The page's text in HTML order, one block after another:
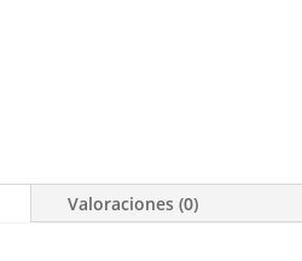
Valoraciones (0)